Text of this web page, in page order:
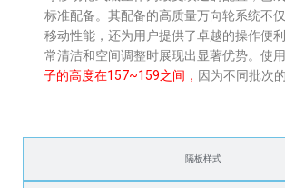
隔板样式
标准配备。其配备的高质量万向轮系统不
移动性能，还为用户提供了卓越的操作便
常清洁和空间调整时展现出显著优势。使
子的高度在157~159之间， 因为不同批次